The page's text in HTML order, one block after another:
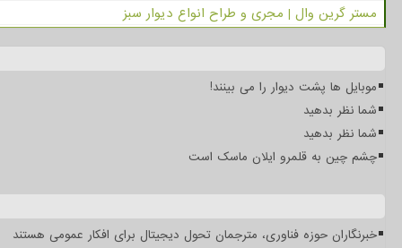
مستر گرین وال | مجری و طراح انواع دیوار سبز
موبایل ها پشت دیوار را می بینند!
شما نظر بدهید
شما نظر بدهید
چشم چین به قلمرو ایلان ماسک است
خبرنگاران حوزه فناوری، مترجمان تحول دیجیتال برای افکار عمومی هستند